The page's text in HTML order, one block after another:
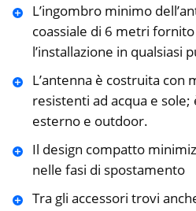
L’ingombro minimo
coassiale di 6 metri
l’installazione in qualsiasi
L’antenna è costruita con
resistenti ad acqua e
esterno e outdoor.
Il design compatto
nelle fasi di spostamento
Tra gli accessori trovi